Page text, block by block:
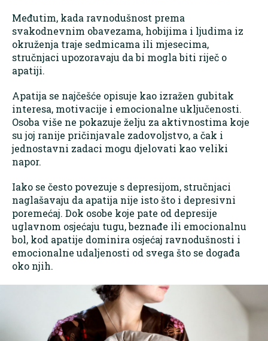
Međutim, kada ravnodušnost prema
svakodnevnim obavezama, hobijima i ljudima iz
okruženja traje sedmicama ili mjesecima,
stručnjaci upozoravaju da bi mogla biti riječ o
apatiji.
Apatija se najčešće opisuje kao izražen gubitak
interesa, motivacije i emocionalne uključenosti.
Osoba više ne pokazuje želju za aktivnostima koje
su joj ranije pričinjavale zadovoljstvo, a čak i
jednostavni zadaci mogu djelovati kao veliki
napor.
Iako se često povezuje s depresijom, stručnjaci
naglašavaju da apatija nije isto što i depresivni
poremećaj. Dok osobe koje pate od depresije
uglavnom osjećaju tugu, beznađe ili emocionalnu
bol, kod apatije dominira osjećaj ravnodušnosti i
emocionalne udaljenosti od svega što se događa
oko njih.